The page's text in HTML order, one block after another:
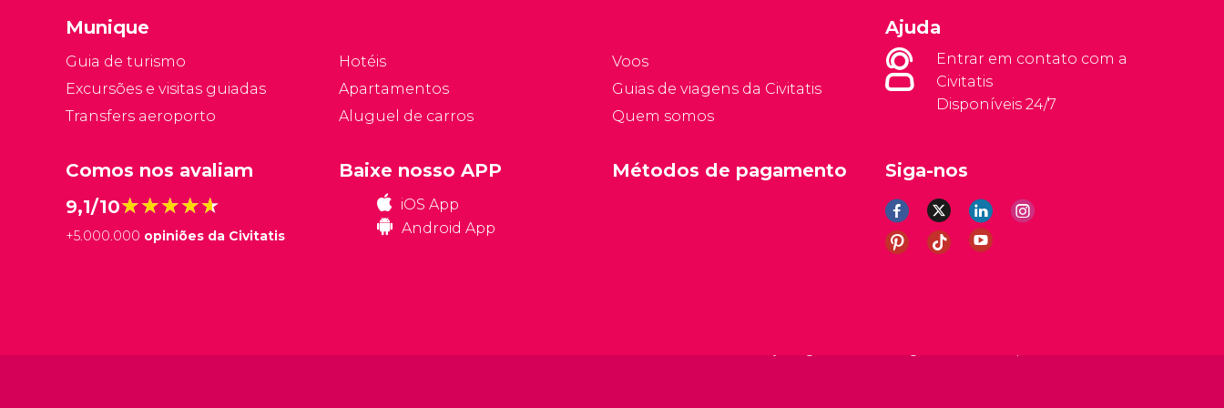
Munique
Guia de turismo
Excursões e visitas guiadas
Transfers aeroporto
Hotéis
Apartamentos
Aluguel de carros
Voos
Guias de viagens da Civitatis
Quem somos
Ajuda
Entrar em contato com a
Civitatis
Disponíveis 24/7
Comos nos avaliam
9,1/10★★★★★
★★★★★
+5.000.000 opiniões da Civitatis
Siga-nos
Baixe nosso APP
iOS App
Android App
Métodos de pagamento